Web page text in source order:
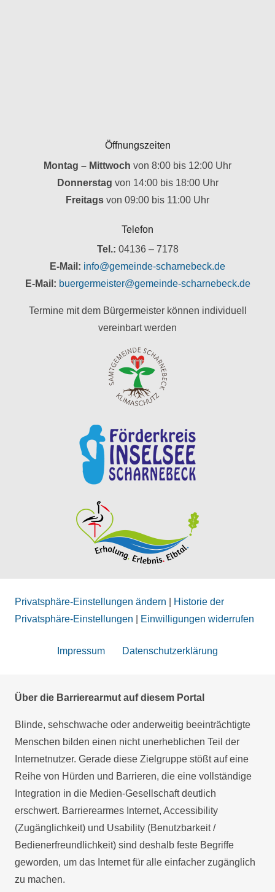
Öffnungszeiten
Montag – Mittwoch von 8:00 bis 12:00 Uhr
Donnerstag von 14:00 bis 18:00 Uhr
Freitags von 09:00 bis 11:00 Uhr
Telefon
Tel.: 04136 – 7178
E-Mail: info@gemeinde-scharnebeck.de
E-Mail: buergermeister@gemeinde-scharnebeck.de
Termine mit dem Bürgermeister können individuell
vereinbart werden
Privatsphäre-Einstellungen ändern
Historie der
Privatsphäre-Einstellungen
Einwilligungen widerrufen
Impressum Datenschutzerklärung
Über die Barrierearmut auf diesem Portal
Blinde, sehschwache oder anderweitig beeinträchtigte
Menschen bilden einen nicht unerheblichen Teil der
Internetnutzer. Gerade diese Zielgruppe stößt auf eine
Reihe von Hürden und Barrieren, die eine vollständige
Integration in die Medien-Gesellschaft deutlich
erschwert. Barrierearmes Internet, Accessibility
(Zugänglichkeit) und Usability (Benutzbarkeit /
Bedienerfreundlichkeit) sind deshalb feste Begriffe
geworden, um das Internet für alle einfacher zugänglich
zu machen.